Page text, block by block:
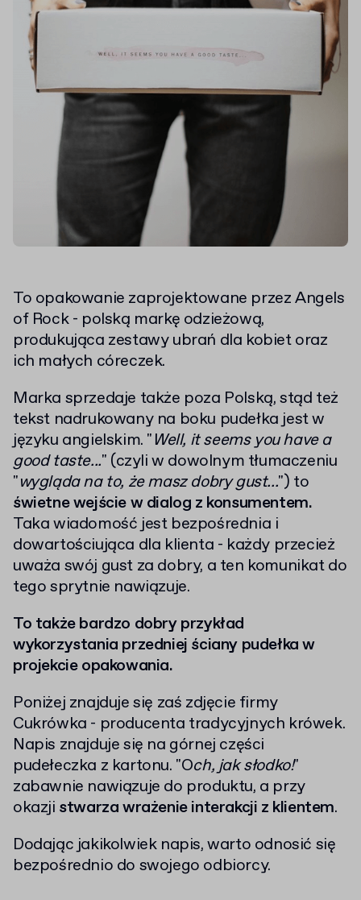
To opakowanie zaprojektowane przez Angels
of Rock - polską markę odzieżową,
produkująca zestawy ubrań dla kobiet oraz
ich małych córeczek.
Marka sprzedaje także poza Polską, stąd też
tekst nadrukowany na boku pudełka jest w
języku angielskim. "Well, it seems you have a
good taste..." (czyli w dowolnym tłumaczeniu
"wygląda na to, że masz dobry gust...") to
świetne wejście w dialog z konsumentem.
Taka wiadomość jest bezpośrednia i
dowartościująca dla klienta - każdy przecież
uważa swój gust za dobry, a ten komunikat do
tego sprytnie nawiązuje.
To także bardzo dobry przykład
wykorzystania przedniej ściany pudełka w
projekcie opakowania.
Poniżej znajduje się zaś zdjęcie firmy
Cukrówka - producenta tradycyjnych krówek.
Napis znajduje się na górnej części
pudełeczka z kartonu. "Och, jak słodko!"
zabawnie nawiązuje do produktu, a przy
okazji stwarza wrażenie interakcji z klientem.
Dodając jakikolwiek napis, warto odnosić się
bezpośrednio do swojego odbiorcy.